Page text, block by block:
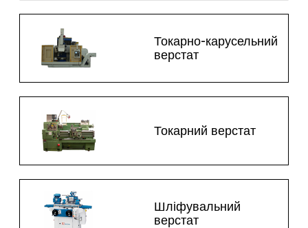
Токарно-карусельний
верстат
Токарний верстат
Шліфувальний
верстат